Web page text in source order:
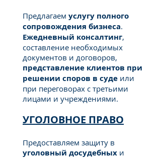
Предлагаем услугу полного
сопровождения бизнеса.
Eжедневный консалтинг,
составление необходимых
документов и договоров,
представление клиентов при
решении споров в суде или
при переговорах с третьими
лицами и учреждениями.
УГОЛОВНОЕ ПРАВО
Предоставляем защиту в
уголовный досудебных и